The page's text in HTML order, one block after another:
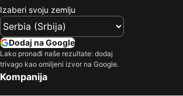
Izaberi svoju zemlju
Dodaj na Google
Lako pronađi naše rezultate: dodaj
trivago kao omiljeni izvor na Google.
Kompanija